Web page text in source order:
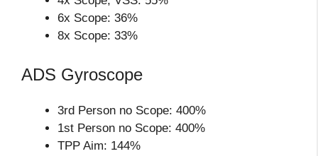
6x Scope: 36%
8x Scope: 33%
ADS Gyroscope
3rd Person no Scope: 400%
1st Person no Scope: 400%
TPP Aim: 144%